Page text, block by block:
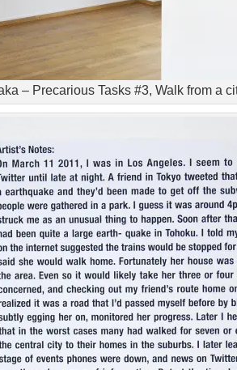
– Precarious Tasks #3, Walk from a